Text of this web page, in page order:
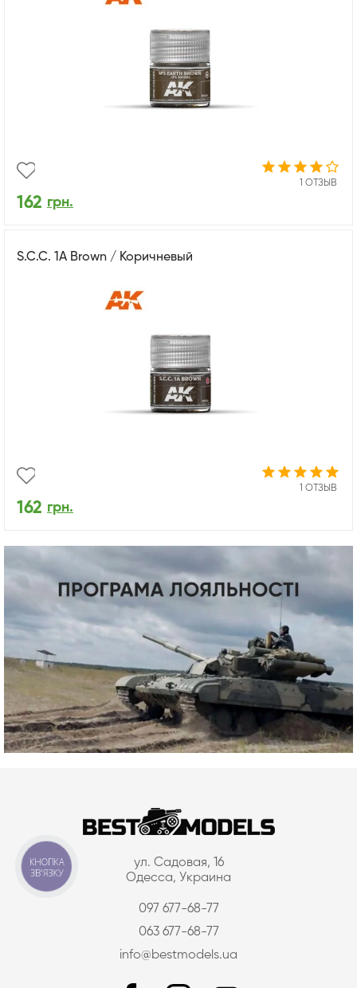
1 ОТЗЫВ
162 грн.
S.C.C. 1A Brown / Коричневый
1 ОТЗЫВ
162 грн.
ул. Садовая, 16
Одесса, Украина
097 677-68-77
063 677-68-77
info@bestmodels.ua
КНОПКА
ЗВ'ЯЗКУ